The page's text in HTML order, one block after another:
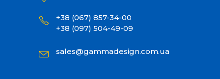
+38 (067) 857-34-00
+38 (097) 504-49-09
sales@gammadesign.com.ua